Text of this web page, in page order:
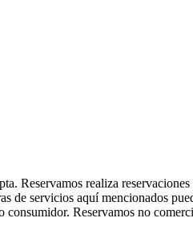
Reservamos realiza
servicios aquí mencionados
Reservamos no